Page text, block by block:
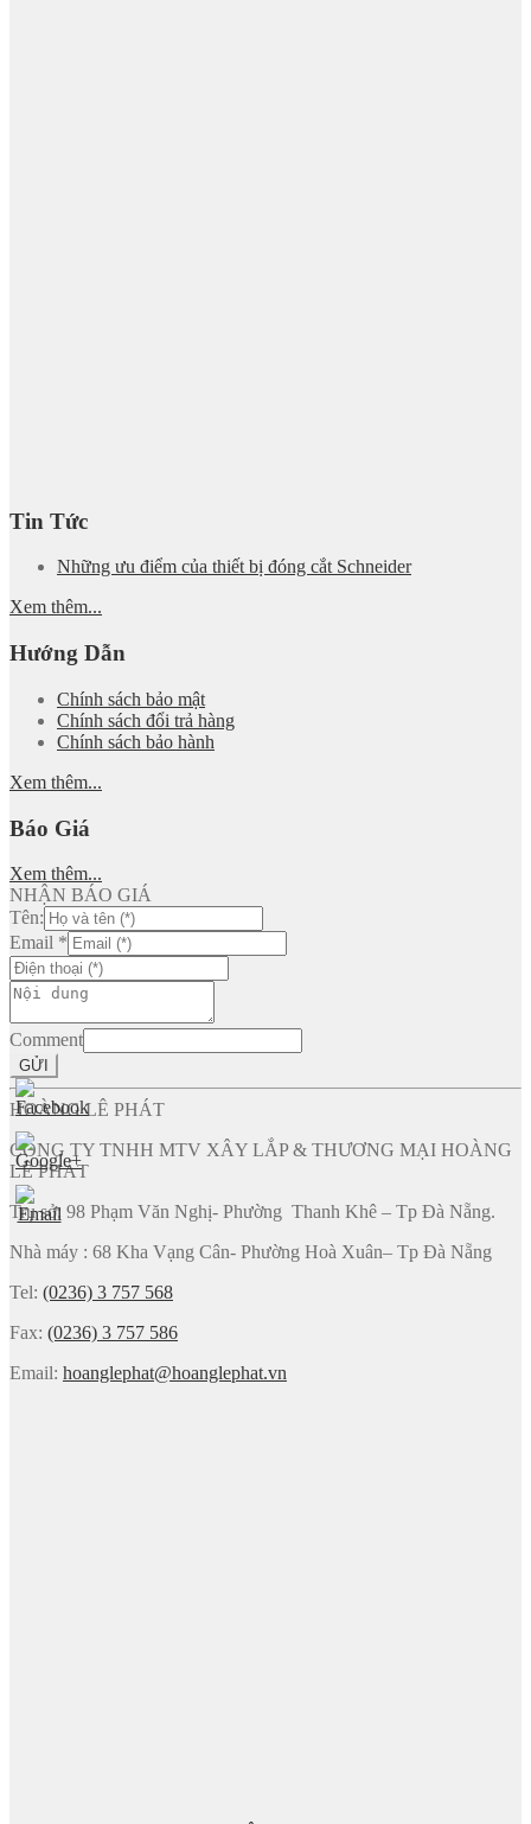
Tin Tức
Những ưu điểm của thiết bị đóng cắt Schneider
Xem thêm...
Hướng Dẫn
Chính sách bảo mật
Chính sách đổi trả hàng
Chính sách bảo hành
Xem thêm...
Báo Giá
Xem thêm...
NHẬN BÁO GIÁ
Tên:
Email *
Comment
GỬI
HOÀNG LÊ PHÁT
CÔNG TY TNHH MTV XÂY LẮP & THƯƠNG MẠI HOÀNG
LÊ PHÁT
Trụ sở: 98 Phạm Văn Nghị- Phường Thanh Khê – Tp Đà Nẵng.
Nhà máy : 68 Kha Vạng Cân- Phường Hoà Xuân– Tp Đà Nẵng
Tel: (0236) 3 757 568
Fax: (0236) 3 757 586
Email: hoanglephat@hoanglephat.vn